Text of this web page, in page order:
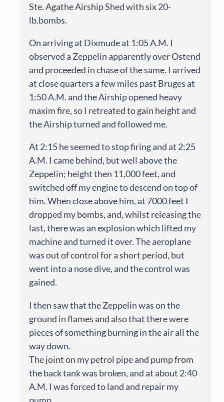
Ste. Agathe Airship Shed with six 20-
lb.bombs.
On arriving at Dixmude at 1:05 A.M. I
observed a Zeppelin apparently over Ostend
and proceeded in chase of the same. I arrived
at close quarters a few miles past Bruges at
1:50 A.M. and the Airship opened heavy
maxim fire, so I retreated to gain height and
the Airship turned and followed me.
At 2:15 he seemed to stop firing and at 2:25
A.M. I came behind, but well above the
Zeppelin; height then 11,000 feet, and
switched off my engine to descend on top of
him. When close above him, at 7000 feet I
dropped my bombs, and, whilst releasing the
last, there was an explosion which lifted my
machine and turned it over. The aeroplane
was out of control for a short period, but
went into a nose dive, and the control was
gained.
I then saw that the Zeppelin was on the
ground in flames and also that there were
pieces of something burning in the air all the
way down.
The joint on my petrol pipe and pump from
the back tank was broken, and at about 2:40
A.M. I was forced to land and repair my